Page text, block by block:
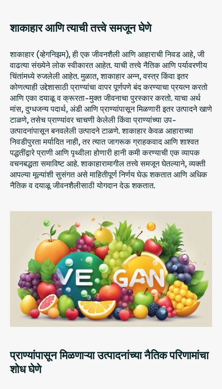
शाकाहार आणि त्याची तत्त्वे समजून घेणे
शाकाहार (व्हेगनिझम), ही एक जीवनशैली आणि आहाराची निवड आहे, जी
वाढत्या संख्येने लोक स्वीकारत आहेत. याची तत्त्वे नैतिक आणि पर्यावरणीय
चिंतांमध्ये रुजलेली आहेत. मुळात, शाकाहार अन्न, वस्त्र किंवा इतर
कोणत्याही उद्देशासाठी प्राण्यांचा वापर पूर्णपणे बंद करण्याचा प्रयत्न करतो
आणि एका दयाळू व क्रूरता-मुक्त जीवनाचा पुरस्कार करतो. याचा अर्थ
मांस, दुग्धजन्य पदार्थ, अंडी आणि प्राण्यांपासून मिळणारी इतर उत्पादने खाणे
टाळणे, तसेच प्राण्यांवर चाचणी केलेली किंवा प्राण्यांच्या उप-
उत्पादनांपासून बनवलेली उत्पादने टाळणे. शाकाहार केवळ आहाराच्या
निवडीपुरता मर्यादित नाही, तर त्यात जागरूक ग्राहकवाद आणि शाश्वत
पद्धतींद्वारे प्राणी आणि पृथ्वीला होणारी हानी कमी करण्याची एक व्यापक
वचनबद्धता समाविष्ट आहे. शाकाहारामागील तत्त्वे समजून घेतल्याने, व्यक्ती
आपल्या मूल्यांशी सुसंगत असे माहितीपूर्ण निर्णय घेऊ शकतात आणि अधिक
नैतिक व दयाळू जीवनशैलीसाठी योगदान देऊ शकतात.
प्राण्यांपासून मिळणाऱ्या उत्पादनांच्या नैतिक परिणामांचा
शोध घेणे